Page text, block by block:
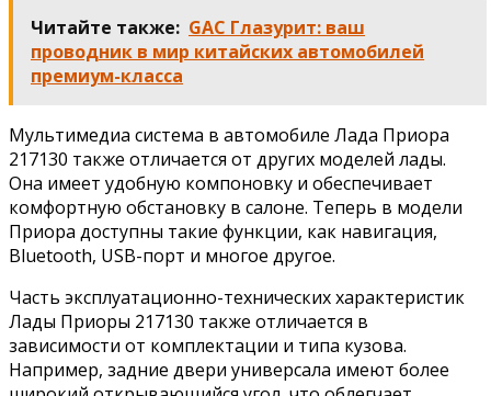
Читайте также: GAC Глазурит: ваш
проводник в мир китайских автомобилей
премиум-класса
Мультимедиа система в автомобиле Лада Приора
217130 также отличается от других моделей лады.
Она имеет удобную компоновку и обеспечивает
комфортную обстановку в салоне. Теперь в модели
Приора доступны такие функции, как навигация,
Bluetooth, USB-порт и многое другое.
Часть эксплуатационно-технических характеристик
Лады Приоры 217130 также отличается в
зависимости от комплектации и типа кузова.
Например, задние двери универсала имеют более